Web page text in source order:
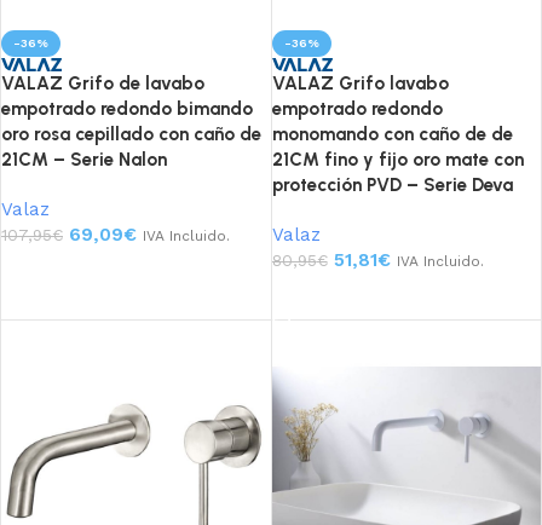
-36%
VALAZ Grifo de lavabo
empotrado redondo bimando
oro rosa cepillado con caño de
21CM – Serie Nalon
Valaz
107,95€ 69,09€ IVA Incluido.
-36%
VALAZ Grifo lavabo
empotrado redondo
monomando con caño de de
21CM fino y fijo oro mate con
protección PVD – Serie Deva
Valaz
80,95€ 51,81€ IVA Incluido.